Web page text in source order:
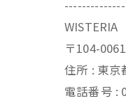
WISTERIA
〒104-0061
住所 : 東京
電話番号 :